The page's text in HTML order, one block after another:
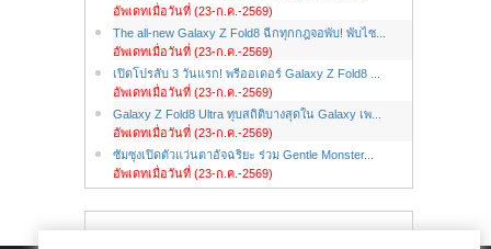
อัพเดทเมื่อวันที่ (23-ก.ค.-2569)
The all-new Galaxy Z Fold8 ฉีกทุกกฎจอพับ! พับไซ...
อัพเดทเมื่อวันที่ (23-ก.ค.-2569)
เปิดโปรลับ 3 วันแรก! พรีออเดอร์ Galaxy Z Fold8 ...
อัพเดทเมื่อวันที่ (23-ก.ค.-2569)
Galaxy Z Fold8 Ultra ทุบสถิติบางสุดใน Galaxy เพ...
อัพเดทเมื่อวันที่ (23-ก.ค.-2569)
ซัมซุงเปิดตัวแว่นตาอัจฉริยะ ร่วม Gentle Monster...
อัพเดทเมื่อวันที่ (23-ก.ค.-2569)